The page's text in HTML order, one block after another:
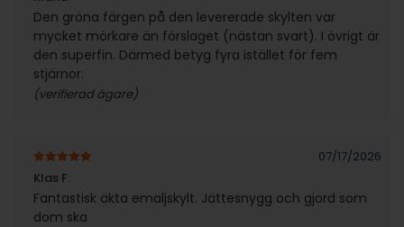
Den gröna färgen på den levererade skylten var
mycket mörkare än förslaget (nästan svart). I övrigt är
den superfin. Därmed betyg fyra istället för fem
stjärnor.
(verifierad ägare)
07/17/2026
Klas F.
Fantastisk äkta emaljskylt. Jättesnygg och gjord som
dom ska